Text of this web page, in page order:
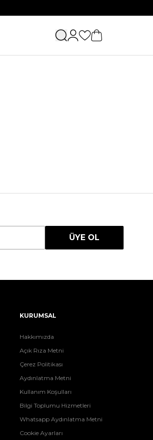
ÜYE OL
KURUMSAL
Hakkımızda
Açık Rıza Metni
Çerez Politikası
Aydınlatma Metni
Kullanım Koşulları
Bilgi Toplumu Hizmetleri
Whatsapp Aydınlatma Metni
Cookie Ayarları